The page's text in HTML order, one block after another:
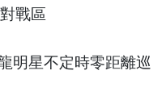
戰區
明星不定時零距離巡